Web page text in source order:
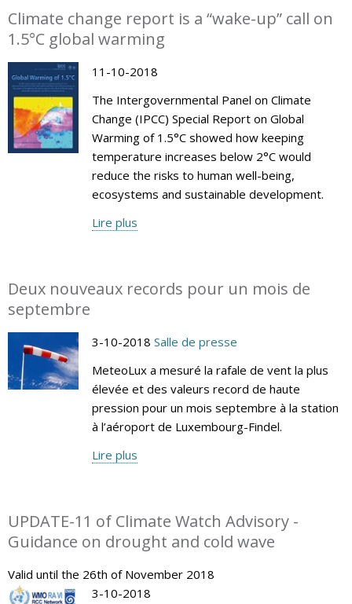
Climate change report is a “wake-up” call on
1.5°C global warming
11-10-2018
The Intergovernmental Panel on Climate
Change (IPCC) Special Report on Global
Warming of 1.5°C showed how keeping
temperature increases below 2°C would
reduce the risks to human well-being,
ecosystems and sustainable development.
Lire plus
Deux nouveaux records pour un mois de
septembre
3-10-2018 Salle de presse
MeteoLux a mesuré la rafale de vent la plus
élevée et des valeurs record de haute
pression pour un mois septembre à la station
à l’aéroport de Luxembourg-Findel.
Lire plus
UPDATE-11 of Climate Watch Advisory -
Guidance on drought and cold wave
Valid until the 26th of November 2018
3-10-2018